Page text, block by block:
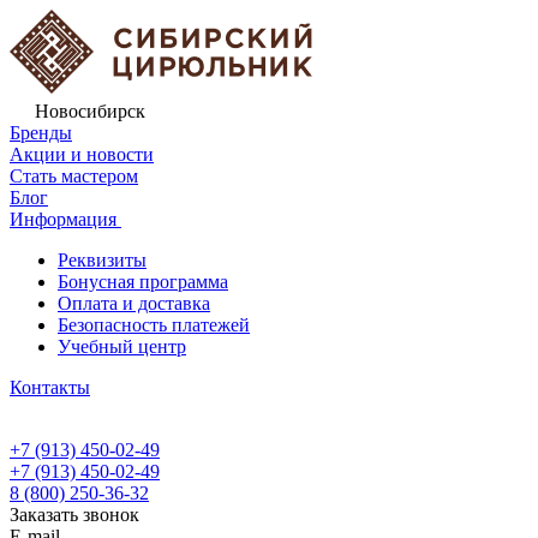
Новосибирск
Бренды
Акции и новости
Стать мастером
Блог
Информация
Реквизиты
Бонусная программа
Оплата и доставка
Безопасность платежей
Учебный центр
Контакты
+7 (913) 450-02-49
+7 (913) 450-02-49
8 (800) 250-36-32
Заказать звонок